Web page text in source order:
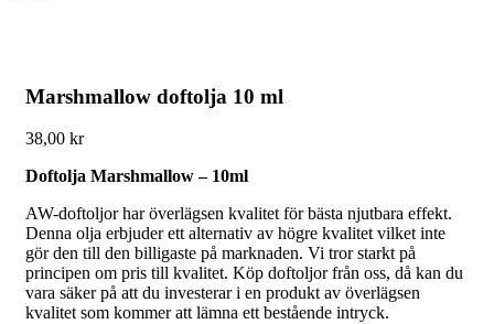
Marshmallow doftolja 10 ml
38,00 kr
Doftolja Marshmallow – 10ml
AW-doftoljor har överlägsen kvalitet för bästa njutbara effekt.
Denna olja erbjuder ett alternativ av högre kvalitet vilket inte
gör den till den billigaste på marknaden. Vi tror starkt på
principen om pris till kvalitet. Köp doftoljor från oss, då kan du
vara säker på att du investerar i en produkt av överlägsen
kvalitet som kommer att lämna ett bestående intryck.